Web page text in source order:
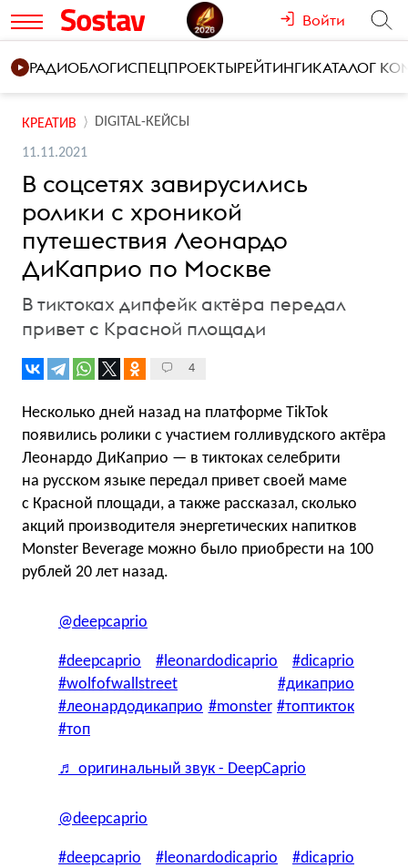
Войти
РАДИОБЛОГИСПЕЦПРОЕКТЫРЕЙТИНГИКАТАЛОГ
КРЕАТИВ DIGITAL-КЕЙСЫ
11.11.2021
В соцсетях завирусились
ролики с хроникой
путешествия Леонардо
ДиКаприо по Москве
В тиктоках дипфейк актёра передал
привет с Красной площади
4
Несколько дней назад на платформе TikTok
появились ролики с участием голливудского актёра
Леонардо ДиКаприо — в тиктоках селебрити
на русском языке передал привет своей маме
с Красной площади, а также рассказал, сколько
акций производителя энергетических напитков
Monster Beverage можно было приобрести на 100
рублей 20 лет назад.
@deepcaprio
#deepcaprio #leonardodicaprio
#dicaprio
#wolfofwallstreet
#дикаприо
#леонардодикаприо #monster #топтикток
#топ
♬ оригинальный звук - DeepCaprio
@deepcaprio
#deepcaprio #leonardodicaprio
#dicaprio